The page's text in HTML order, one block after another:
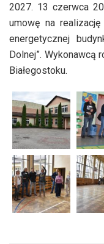
2027. 13 czerwca
umowę na
energetycznej
Dolnej”. Wykonawcą
Białegostoku.